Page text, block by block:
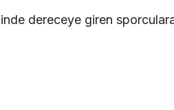
dereceye giren